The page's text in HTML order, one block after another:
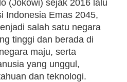
(Jokowi) sejak 2016 lalu
Indonesia Emas 2045,
salah satu negara
tinggi dan berada di
maju, serta
yang unggul,
dan teknologi.